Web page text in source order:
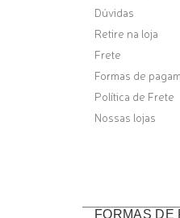
Dúvidas
Retire na loja
Frete
Formas de
Política de Frete
Nossas lojas
FORMAS DE